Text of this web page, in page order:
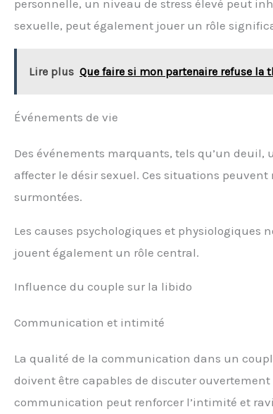
personnelle, un niveau de stress élevé peut
sexuelle, peut également jouer un rôle
Lire plus Que faire si mon partenaire refuse la
Événements de vie
Des événements marquants, tels qu’un
affecter le désir sexuel. Ces situations
surmontées.
Les causes psychologiques et physiologiques
jouent également un rôle central.
Influence du couple sur la libido
Communication et intimité
La qualité de la communication dans un
doivent être capables de discuter
communication peut renforcer l’intimité et